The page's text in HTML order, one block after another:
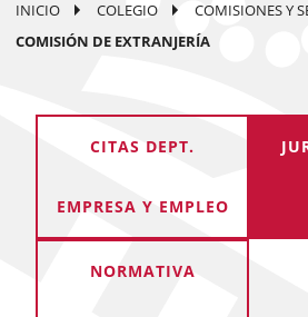
INICIO COLEGIO
COMISIONES Y
COMISIÓN DE EXTRANJERÍA
CITAS DEPT.
EMPRESA Y EMPLEO
NORMATIVA